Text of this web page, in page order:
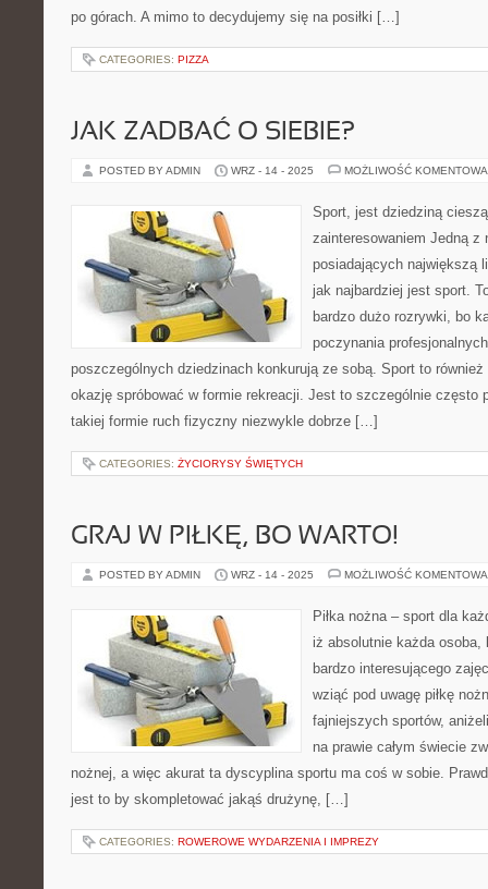
po górach. A mimo to decydujemy się na posiłki […]
CATEGORIES: PIZZA
JAK ZADBAĆ O SIEBIE?
POSTED BY ADMIN WRZ - 14 - 2025 MOŻLIWOŚĆ
Sport, jest dziedziną
zainteresowaniem Jedną z
posiadających największą
jak najbardziej jest sport.
bardzo dużo rozrywki, bo
poczynania
poszczególnych dziedzinach konkurują ze sobą. Sport to
okazję spróbować w formie rekreacji. Jest to szczególnie często
takiej formie ruch fizyczny niezwykle dobrze […]
CATEGORIES: ŻYCIORYSY ŚWIĘTYCH
GRAJ W PIŁKĘ, BO WARTO!
POSTED BY ADMIN WRZ - 14 - 2025 MOŻLIWOŚĆ
Piłka nożna – sport dla
iż absolutnie każda
bardzo interesującego
wziąć pod uwagę piłkę
fajniejszych sportów,
na prawie całym świecie
nożnej, a więc akurat ta dyscyplina sportu ma coś w sobie.
jest to by skompletować jakąś drużynę, […]
CATEGORIES: ROWEROWE WYDARZENIA I IMPREZY